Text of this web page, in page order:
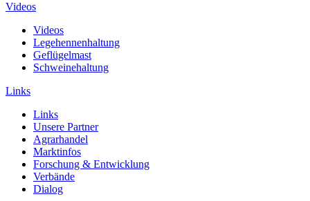
Videos
Videos
Legehennenhaltung
Geflügelmast
Schweinehaltung
Links
Links
Unsere Partner
Agrarhandel
Marktinfos
Forschung & Entwicklung
Verbände
Dialog